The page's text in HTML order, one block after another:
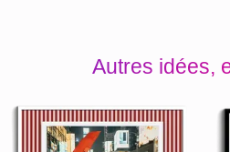
Autres idées,